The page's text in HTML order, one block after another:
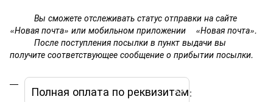
Вы сможете отслеживать статус отправки на сайте
«Новая почта» или мобильном приложении «Новая почта».
После поступления посылки в пункт выдачи вы
получите соответствующее сообщение о прибытии посылки.
Полная оплата по реквизитам: